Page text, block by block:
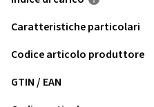
Caratteristiche particolari
Codice articolo produttore
GTIN / EAN